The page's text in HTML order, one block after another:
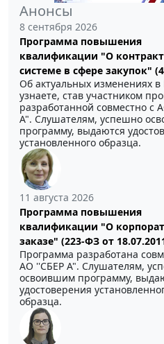
Анонсы
8 сентября 2026
Программа повышения
квалификации "О
системе в сфере закупок"
Об актуальных изменениях в
узнаете, став участником
разработанной совместно с
А". Слушателям, успешно
программу, выдаются
установленного образца.
11 августа 2026
Программа повышения
квалификации "О
заказе" (223-ФЗ от
Программа разработана
АО ''СБЕР А". Слушателям,
освоившим программу,
удостоверения
образца.